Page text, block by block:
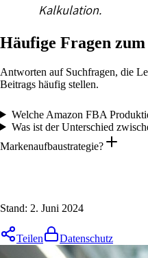
Kalkulation.
Häufige Fragen
Antworten auf Suchfragen, die
Beitrags häufig stellen.
Welche Amazon FBA
Was ist der Unterschied
Markenaufbaustrategie?
Stand: 2. Juni 2024
Teilen Datenschutz